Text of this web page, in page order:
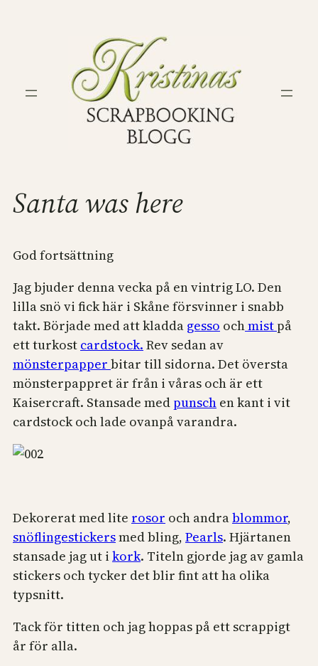
Santa was here
God fortsättning
Jag bjuder denna vecka på en vintrig LO. Den
lilla snö vi fick här i Skåne försvinner i snabb
takt. Började med att kladda gesso ochmist på
ett turkost cardstock. Rev sedan av
mönsterpapper bitar till sidorna. Det översta
mönsterpappret är från i våras och är ett
Kaisercraft. Stansade medpunsch en kant i vit
cardstock och lade ovanpå varandra.
Dekorerat med lite rosor och andrablommor,
snöflingestickersmed bling, Pearls. Hjärtanen
stansade jag ut i kork. Titeln gjorde jag av gamla
stickers och tycker det blir fint att ha olika
typsnitt.
Tack för titten och jag hoppas på ett scrappigt
år för alla.